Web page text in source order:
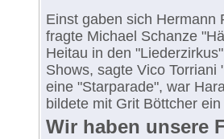
Einst gaben sich Hermann
fragte Michael Schanze
Heitau in den
Shows, sagte Vico
eine "Starparade", war
bildete mit Grit Böttcher
Wir haben unsere